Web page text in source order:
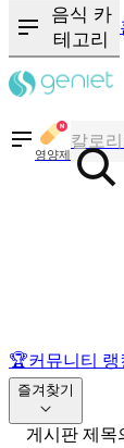
음식 카
테고리
영양제
칼로
혈당
🏆커뮤니티 랭
즐겨찾기
게시판 제목